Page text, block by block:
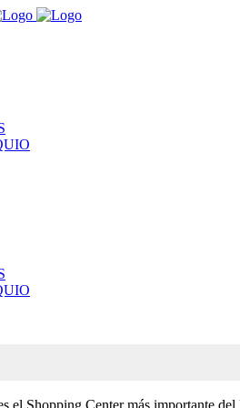
el Shopping Center más importante